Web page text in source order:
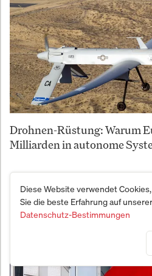
Drohnen-Rüstung: Warum
Milliarden in autonome
Diese Website verwendet
Sie die beste Erfahrung auf
Datenschutz-Bestimmungen